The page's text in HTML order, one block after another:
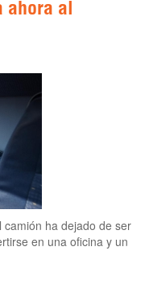
ahora al
ha dejado de ser
en una oficina y un